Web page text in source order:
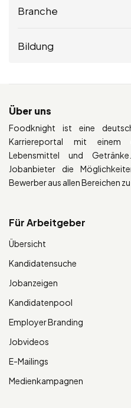
Branche
Bildung
Über uns
Foodknight ist eine
Karriereportal mit einem
Lebensmittel und
Jobanbieter die
Bewerber aus allen Bereichen zu
Für Arbeitgeber
Übersicht
Kandidatensuche
Jobanzeigen
Kandidatenpool
Employer Branding
Jobvideos
E-Mailings
Medienkampagnen